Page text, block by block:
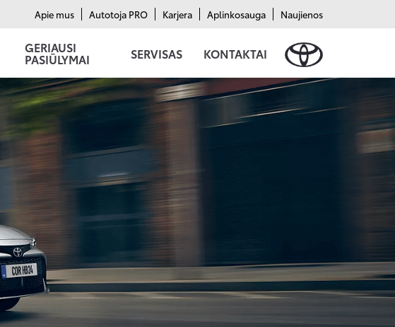
Apie mus Autotoja PRO Karjera Aplinkosauga Naujienos
GERIAUSI
PASIŪLYMAI SERVISAS KONTAKTAI